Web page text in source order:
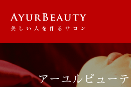
アーユルビュー